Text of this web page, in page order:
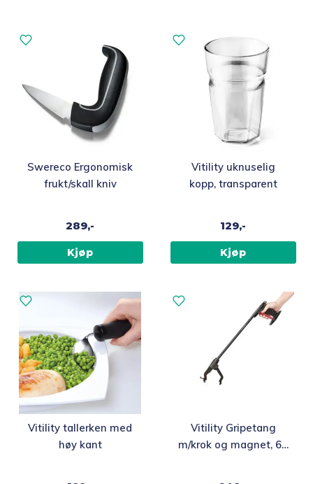
Swereco Ergonomisk
frukt/skall kniv
289,-
Kjøp
Vitility uknuselig
kopp, transparent
129,-
Kjøp
Vitility tallerken med
høy kant
Vitility Gripetang
m/krok og magnet, 61